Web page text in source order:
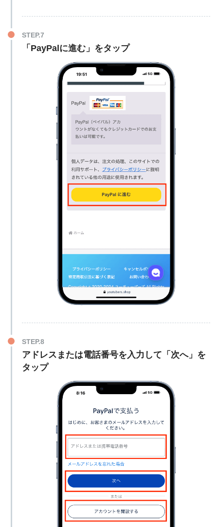
「PayPalに進む」をタップ
アドレスまたは電話番号を入力して「次へ」を
タップ